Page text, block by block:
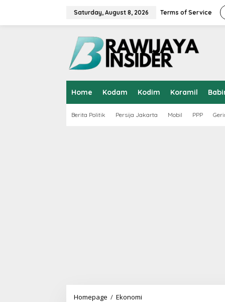
Saturday, August 8, 2026 Terms of Service
Home Kodam Kodim Koramil
Berita Politik Persija Jakarta Mobil PPP
Homepage / Ekonomi